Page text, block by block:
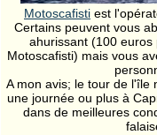
Motoscafisti est
Certains peuvent vous
ahurissant (100
Motoscafisti) mais vous
A mon avis; le tour de l'île
une journée ou plus à
dans de meilleures